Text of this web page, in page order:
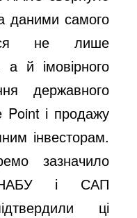
даними самого
не лише
а й імовірного
державного
Point і продажу
інвесторам.
зазначило
НАБУ і САП
ці